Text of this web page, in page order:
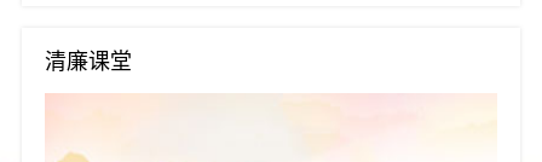
清廉课堂